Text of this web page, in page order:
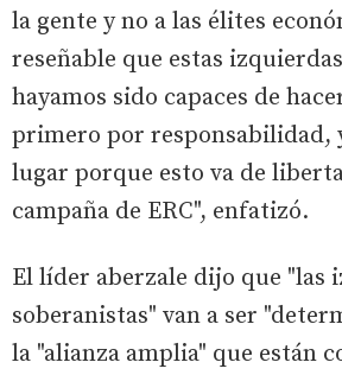
la gente y no a las élites
reseñable que estas
hayamos sido capaces de
primero por responsabilidad,
lugar porque esto va de
campaña de ERC", enfatizó.
El líder aberzale dijo que "las
soberanistas" van a ser
la "alianza amplia" que están